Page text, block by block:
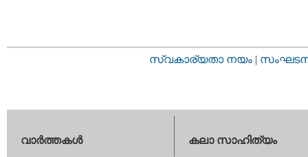
സ്വകാര്യതാ നയം |
വാര്‍ത്തകള്‍
കലാ സാഹിത്യം